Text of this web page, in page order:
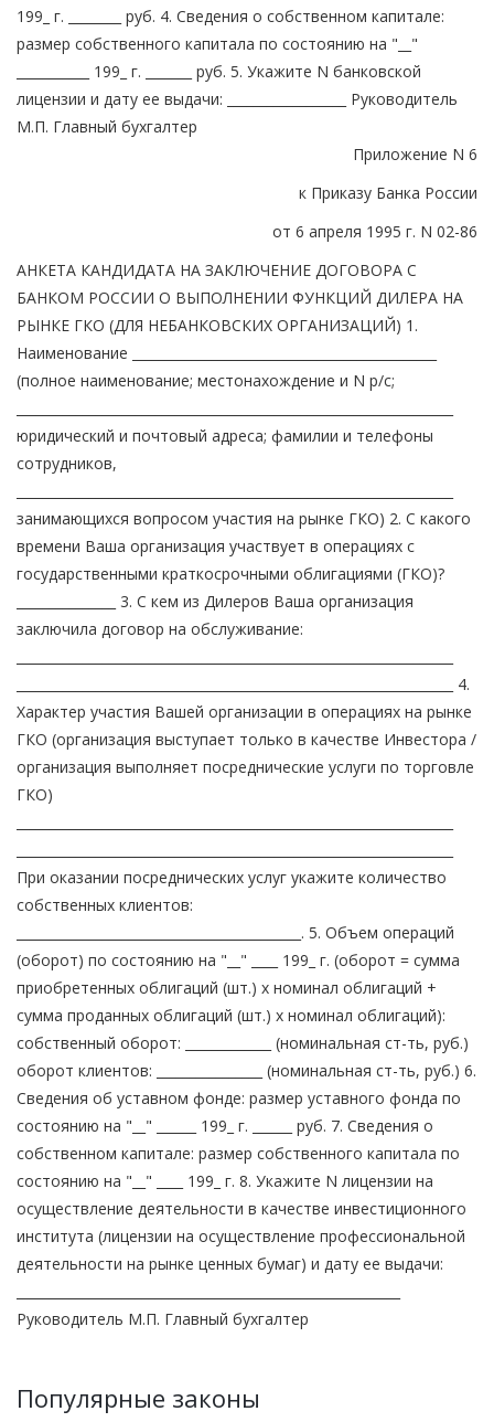
199_ г. ________ руб. 4. Сведения о собственном капитале:
размер собственного капитала по состоянию на "__"
___________ 199_ г. _______ руб. 5. Укажите N банковской
лицензии и дату ее выдачи: __________________ Руководитель
М.П. Главный бухгалтер
Приложение N 6
к Приказу Банка России
от 6 апреля 1995 г. N 02-86
АНКЕТА КАНДИДАТА НА ЗАКЛЮЧЕНИЕ ДОГОВОРА С
БАНКОМ РОССИИ О ВЫПОЛНЕНИИ ФУНКЦИЙ ДИЛЕРА НА
РЫНКЕ ГКО (ДЛЯ НЕБАНКОВСКИХ ОРГАНИЗАЦИЙ) 1.
Наименование ______________________________________________
(полное наименование; местонахождение и N р/с;
юридический и почтовый адреса; фамилии и телефоны
сотрудников,
занимающихся вопросом участия на рынке ГКО) 2. С какого
времени Ваша организация участвует в операциях с
государственными краткосрочными облигациями (ГКО)?
_______________ 3. С кем из Дилеров Ваша организация
заключила договор на обслуживание:
__________________________________________________________________ 4.
Характер участия Вашей организации в операциях на рынке
ГКО (организация выступает только в качестве Инвестора /
организация выполняет посреднические услуги по торговле
ГКО)
При оказании посреднических услуг укажите количество
собственных клиентов:
___________________________________________. 5. Объем операций
(оборот) по состоянию на "__" ____ 199_ г. (оборот = сумма
приобретенных облигаций (шт.) x номинал облигаций +
сумма проданных облигаций (шт.) x номинал облигаций):
собственный оборот: _____________ (номинальная ст-ть, руб.)
оборот клиентов: ________________ (номинальная ст-ть, руб.) 6.
Сведения об уставном фонде: размер уставного фонда по
состоянию на "__" ______ 199_ г. ______ руб. 7. Сведения о
собственном капитале: размер собственного капитала по
состоянию на "__" ____ 199_ г. 8. Укажите N лицензии на
осуществление деятельности в качестве инвестиционного
института (лицензии на осуществление профессиональной
деятельности на рынке ценных бумаг) и дату ее выдачи:
Руководитель М.П. Главный бухгалтер
Популярные законы